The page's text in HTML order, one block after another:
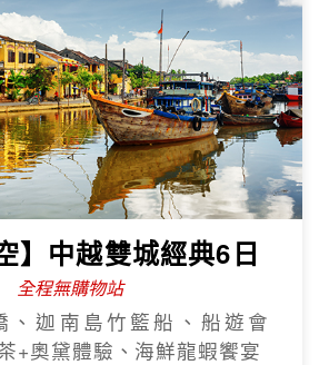
】中越雙城經典6日
全程無購物站
、迦南島竹籃船、船遊會
+奧黛體驗、海鮮龍蝦饗宴